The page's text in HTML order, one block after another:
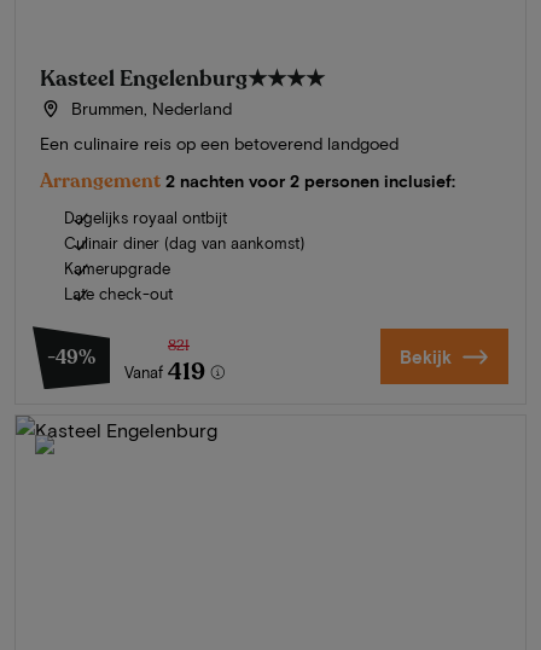
Kasteel Engelenburg★★★★
Brummen, Nederland
Een culinaire reis op een betoverend landgoed
Arrangement 2 nachten voor 2 personen inclusief:
Dagelijks royaal ontbijt
Culinair diner (dag van aankomst)
Kamerupgrade
Late check-out
-49%
Vanaf
821
419 Bekijk